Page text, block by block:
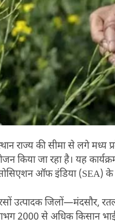
राज्य की सीमा से लगे मध्य
किया जा रहा है। यह कार्यक्रम
ऑफ इंडिया (SEA) के
उत्पादक जिलों—मंदसौर,
2000 से अधिक किसान